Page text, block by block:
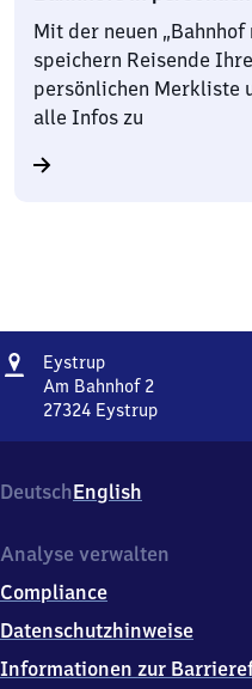
Mit der neuen
speichern Reisende
persönlichen Merkliste
alle Infos zu
Adresse
EystrupEystrup
Am Bahnhof 2
27324 Eystrup
Bahnhof
2,
7
2
4
DeutschEnglish
Analyse verwalten
Compliance
Datenschutzhinweise
Informationen zur